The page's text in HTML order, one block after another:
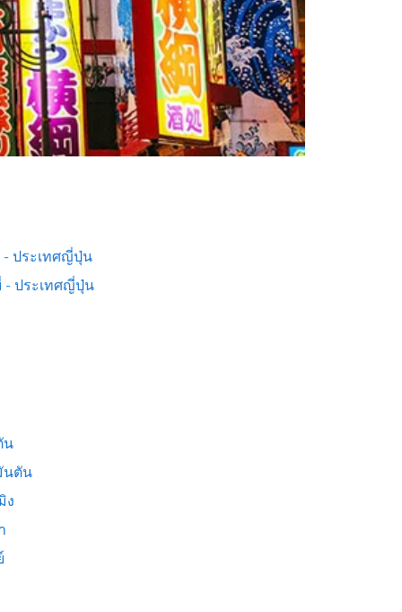
- ประเทศญี่ปุ่น
- ประเทศญี่ปุ่น
น
นตัน
ง